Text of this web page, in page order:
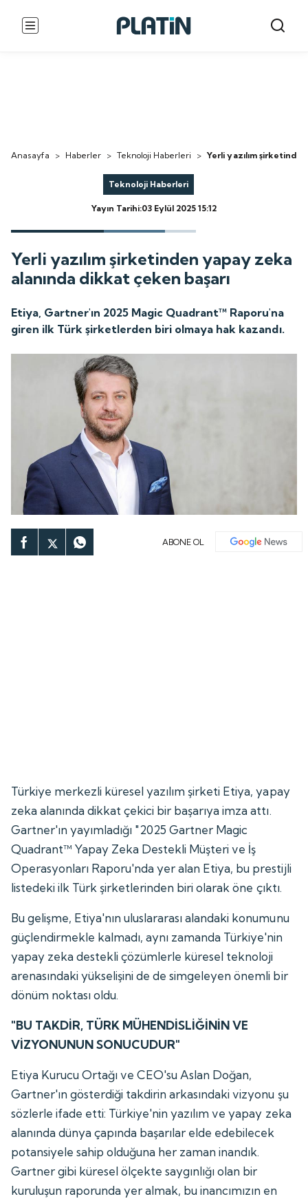
Anasayfa > Haberler > Teknoloji Haberleri > Yerli yazılım
Teknoloji Haberleri
Yayın Tarihi:03 Eylül 2025 15:12
Yerli yazılım şirketinden yapay zeka
alanında dikkat çeken başarı
Etiya, Gartner'ın 2025 Magic Quadrant™ Raporu'na
giren ilk Türk şirketlerden biri olmaya hak kazandı.
ABONE OL
Türkiye merkezli küresel yazılım şirketi Etiya, yapay
zeka alanında dikkat çekici bir başarıya imza attı.
Gartner'ın yayımladığı "2025 Gartner Magic
Quadrant™ Yapay Zeka Destekli Müşteri ve İş
Operasyonları Raporu'nda yer alan Etiya, bu prestijli
listedeki ilk Türk şirketlerinden biri olarak öne çıktı.
Bu gelişme, Etiya'nın uluslararası alandaki konumunu
güçlendirmekle kalmadı, aynı zamanda Türkiye'nin
yapay zeka destekli çözümlerle küresel teknoloji
arenasındaki yükselişini de de simgeleyen önemli bir
dönüm noktası oldu.
"BU TAKDİR, TÜRK MÜHENDİSLİĞİNİN VE
VİZYONUNUN SONUCUDUR"
Etiya Kurucu Ortağı ve CEO'su Aslan Doğan,
Gartner'ın gösterdiği takdirin arkasındaki vizyonu şu
sözlerle ifade etti: Türkiye'nin yazılım ve yapay zeka
alanında dünya çapında başarılar elde edebilecek
potansiyele sahip olduğuna her zaman inandık.
Gartner gibi küresel ölçekte saygınlığı olan bir
kuruluşun raporunda yer almak, bu inancımızın en